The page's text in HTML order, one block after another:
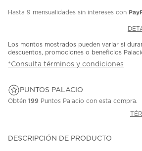
Hasta 9 mensualidades sin intereses con
Los montos mostrados pueden variar si
descuentos, promociones o beneficios
*Consulta términos y condiciones
PUNTOS PALACIO
Obtén 199 Puntos Palacio con esta compra.
DESCRIPCIÓN DE PRODUCTO